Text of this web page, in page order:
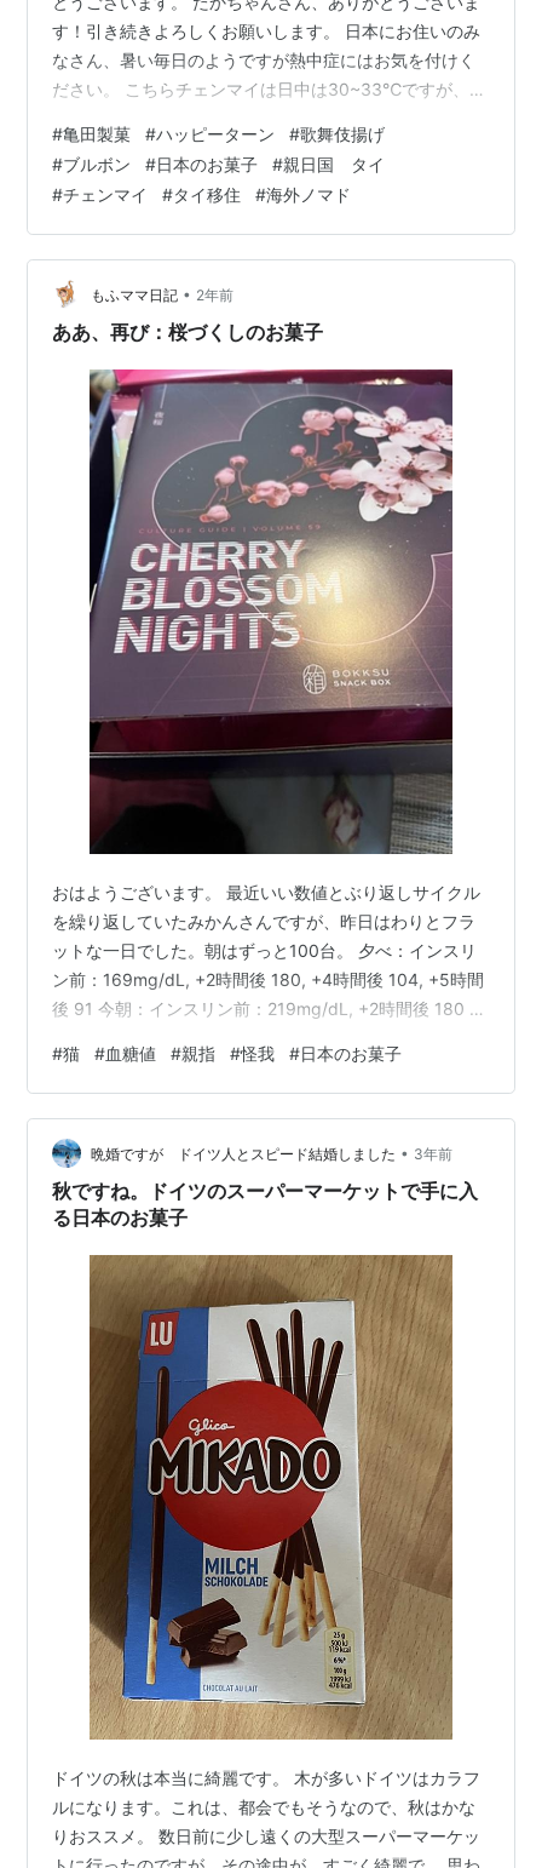
す！引き続きよろしくお願いします。 日本にお住いのみ
なさん、暑い毎日のようですが熱中症にはお気を付けく
ださい。 こちらチェンマイは日中は30~33℃ですが、屋
ばを過ぎましたが、私は扇風機のみでエアコンはほとん
ど点けていません。 さて、主食はお弁当＆おかずの毎日
です。 実は、私はそれ以外のおやつも案外食べているん
ですよ💦 色々食べるんですが、最近ドはまりしたのが日
本ではおなじみの米菓です。 米菓、米と言えば私の地元
の新潟県です。 地元新…
#亀田製菓 #ハッピーターン #歌舞伎揚げ
#ブルボン #日本のお菓子 #親日国 タイ
#チェンマイ #タイ移住 #海外ノマド
もふママ日記 • 2年前
ああ、再び：桜づくしのお菓子
おはようございます。 最近いい数値とぶり返しサイクル
を繰り返していたみかんさんですが、昨日はわりとフラ
ットな一日でした。朝はずっと100台。 夕べ：インスリ
ン前：169mg/dL, +2時間後 180, +4時間後 104, +5時間
後 91 今朝：インスリン前：219mg/dL, +2時間後 180 穏
よ おっと、そうきましたか。結構気ぃの強い子なんです
けどね、こう見えて。 先日マンゴーを切っている時に、
ついでに自分の親指の腹を切腹してしまったワタクシ。
ずーっとバンドエイドを貼り、テニスの時はその上から
メディカルテープでぐるぐる巻きにしてい…
#猫 #血糖値 #親指 #怪我 #日本のお菓子
晩婚ですが ドイツ人とスピード結婚しました • 3年前
秋ですね。ドイツのスーパーマーケットで手に入
る日本のお菓子
ドイツの秋は本当に綺麗です。 木が多いドイツはカラフ
ルになります。これは、都会でもそうなので、秋はかな
りおススメ。 数日前に少し遠くの大型スーパーマーケッ